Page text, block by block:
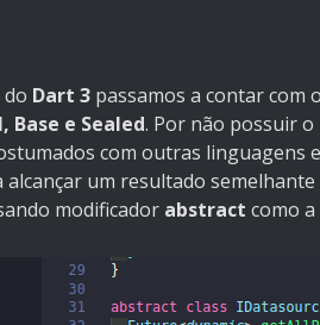
Dart 3 passamos a contar com
Base e Sealed. Por não possuir o
com outras linguagens
um resultado
modificador abstract como